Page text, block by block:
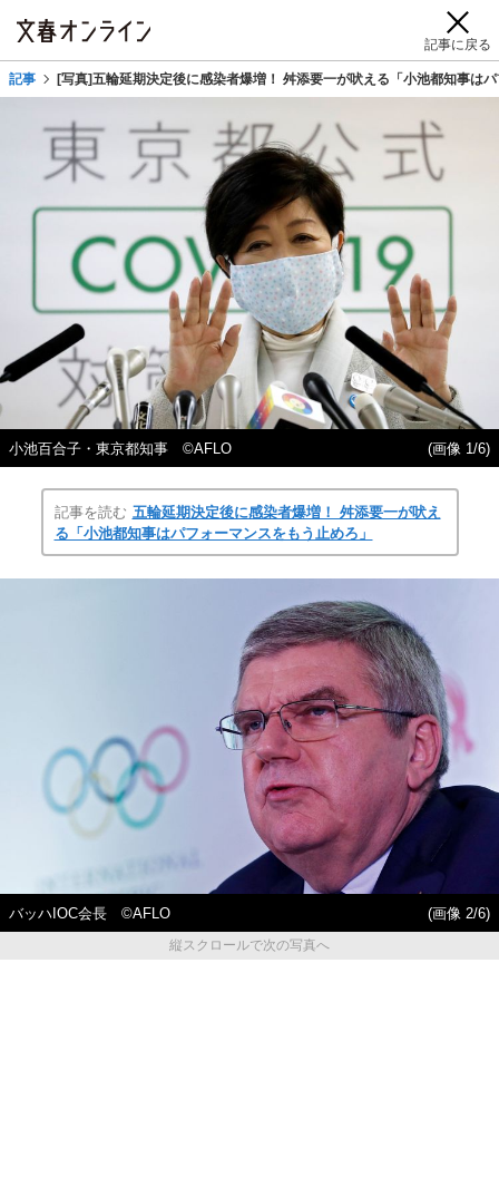
記事に戻る
記事 [写真]五輪延期決定後に感染者爆増！ 舛添要一が吠える「小池都知事は
小池百合子・東京都知事 ©AFLO (画像 1/6)
記事を読む 五輪延期決定後に感染者爆増！ 舛添要一が吠え
る「小池都知事はパフォーマンスをもう止めろ」
バッハIOC会長 ©AFLO
(画像 2/6)
縦スクロールで次の写真へ